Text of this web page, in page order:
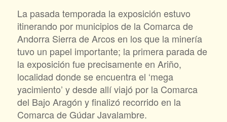
La pasada temporada la exposición estuvo
itinerando por municipios de la Comarca de
Andorra Sierra de Arcos en los que la minería
tuvo un papel importante; la primera parada de
la exposición fue precisamente en Ariño,
localidad donde se encuentra el ‘mega
yacimiento’ y desde allí viajó por la Comarca
del Bajo Aragón y finalizó recorrido en la
Comarca de Gúdar Javalambre.